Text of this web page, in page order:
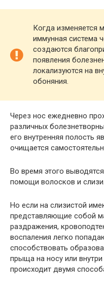
Когда изменяется
иммунная система
создаются
появления
локализуются на
обоняния.
Через нос ежедневно
различных
его внутренняя полость
очищается
Во время этого
помощи волосков и слизи.
Но если на слизистой
представляющие собой
раздражения,
воспаления легко
способствовать
прыща на носу или
происходит двумя